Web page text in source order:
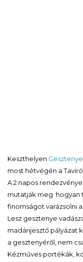
Keszthelyen
most hétvégén a
A 2 napos
mutatják meg hogyan
finomságot varázsolni
Lesz gesztenye
madárijesztő pályázat
a gesztenyéről, nem
Kézműves portékák,